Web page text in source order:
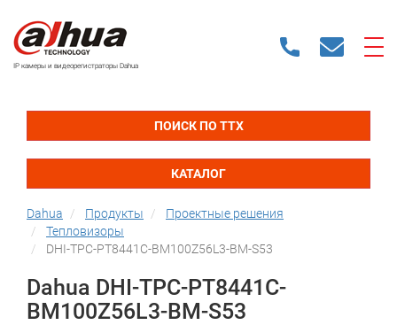
IP камеры и видеорегистраторы Dahua
ПОИСК ПО ТТХ
КАТАЛОГ
Dahua Продукты
Проектные решения
Тепловизоры
DHI-TPC-PT8441C-BM100Z56L3-BM-S53
Dahua DHI-TPC-PT8441C-
BM100Z56L3-BM-S53